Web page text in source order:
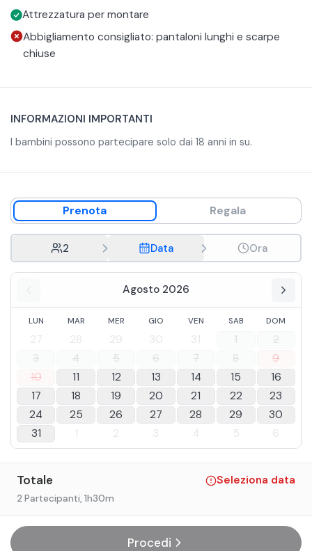
Attrezzatura per montare
Abbigliamento consigliato: pantaloni lunghi e scarpe
chiuse
INFORMAZIONI IMPORTANTI
I bambini possono partecipare solo dai 18 anni in su.
Prenota Regala
2 Data Ora
Agosto 2026
LUN MAR MER GIO VEN SAB DOM
27 28 29 30 31 1
2
3
4 5 6 7 8
9
10
11 12 13 14 15
16
17
18 19 20 21 22
23
24
25 26 27 28 29
30
31
1 2 3 4 5 6
Totale Seleziona data
2 Partecipanti, 1h30m
Procedi